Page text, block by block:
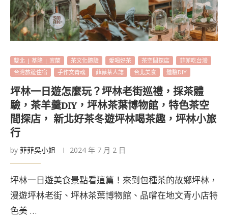
雙北 | 基隆 | 宜蘭 茶文化體驗 愛喝好茶 茶空間探店
菲菲吃台灣
台灣旅遊住宿
手作文青魂 菲菲茶人誌 台北美食 體驗DIY
坪林一日遊怎麼玩？坪林老街巡禮，採茶體
驗，茶羊羹DIY，坪林茶葉博物館，特色茶空
間探店， 新北好茶冬遊坪林喝茶趣，坪林小旅
行
by 菲菲吳小姐 2024 年 7 月 2 日
坪林一日遊美食景點看這篇！來到包種茶的故鄉坪林，
漫遊坪林老街、坪林茶葉博物館、品嚐在地文青小店特
色美 …